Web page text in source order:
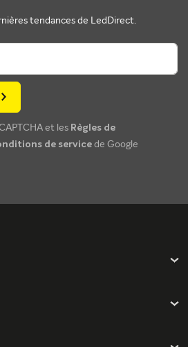
tendances de LedDirect.
et les Règles de
de service de Google